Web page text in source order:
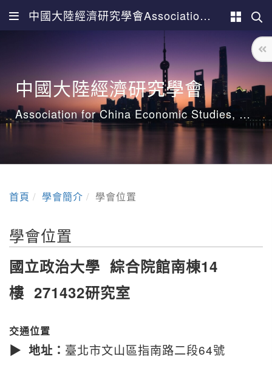
中國大陸經濟研究學會Association for China Economic Studies
中國大陸經濟研究學會
Association for China Economic Studies, ACES
首頁 學會簡介 學會位置
學會位置
國立政治大學 綜合院館南棟14
樓 271432研究室
交通位置
▶ 地址： 臺北市文山區指南路二段64號